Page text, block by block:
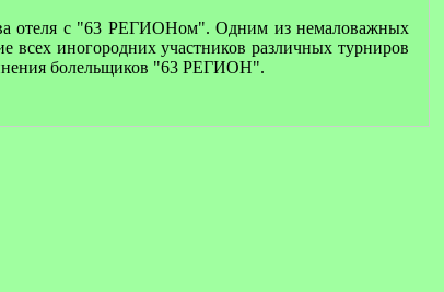
отеля с "63 РЕГИОНом". Одним из немаловажных
всех иногородних участников различных турниров
болельщиков "63 РЕГИОН".